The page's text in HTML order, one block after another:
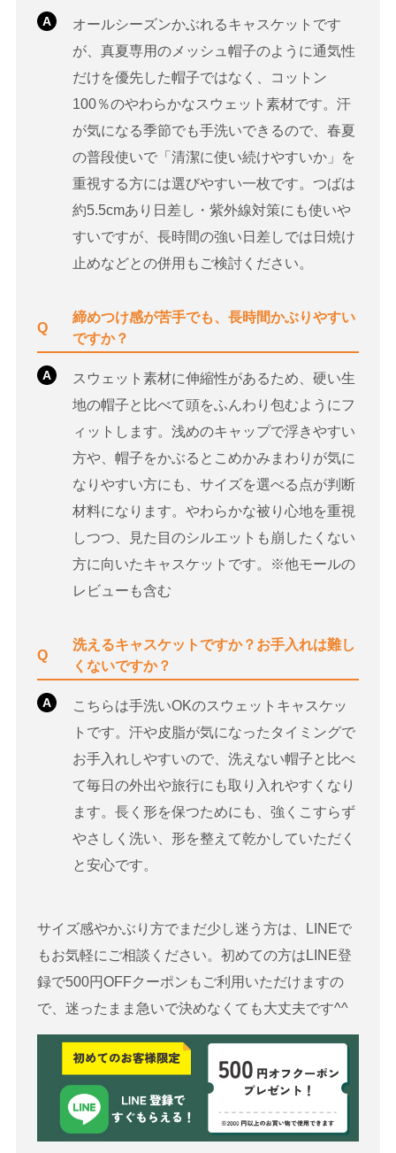
A
オールシーズンかぶれるキャスケットです
が、真夏専用のメッシュ帽子のように通気性
だけを優先した帽子ではなく、コットン
100％のやわらかなスウェット素材です。汗
が気になる季節でも手洗いできるので、春夏
の普段使いで「清潔に使い続けやすいか」を
重視する方には選びやすい一枚です。つばは
約5.5cmあり日差し・紫外線対策にも使いや
すいですが、長時間の強い日差しでは日焼け
止めなどとの併用もご検討ください。
Q
締めつけ感が苦手でも、長時間かぶりやすい
ですか？
A
スウェット素材に伸縮性があるため、硬い生
地の帽子と比べて頭をふんわり包むようにフ
ィットします。浅めのキャップで浮きやすい
方や、帽子をかぶるとこめかみまわりが気に
なりやすい方にも、サイズを選べる点が判断
材料になります。やわらかな被り心地を重視
しつつ、見た目のシルエットも崩したくない
方に向いたキャスケットです。※他モールの
レビューも含む
Q
洗えるキャスケットですか？お手入れは難し
くないですか？
A
こちらは手洗いOKのスウェットキャスケッ
トです。汗や皮脂が気になったタイミングで
お手入れしやすいので、洗えない帽子と比べ
て毎日の外出や旅行にも取り入れやすくなり
ます。長く形を保つためにも、強くこすらず
やさしく洗い、形を整えて乾かしていただく
と安心です。
サイズ感やかぶり方でまだ少し迷う方は、LINEで
もお気軽にご相談ください。初めての方はLINE登
録で500円OFFクーポンもご利用いただけますの
で、迷ったまま急いで決めなくても大丈夫です^^